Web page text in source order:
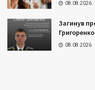
08.08.2026
Загинув
Григоренко
08.08.2026